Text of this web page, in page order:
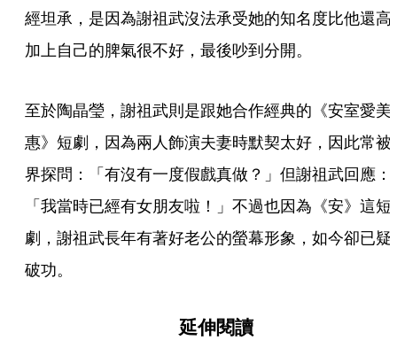
經坦承，是因為謝祖武沒法承受她的知名度比他還高
加上自己的脾氣很不好，最後吵到分開。
至於陶晶瑩，謝祖武則是跟她合作經典的《安室愛美
惠》短劇，因為兩人飾演夫妻時默契太好，因此常被
界探問：「有沒有一度假戲真做？」但謝祖武回應：
「我當時已經有女朋友啦！」不過也因為《安》這短
劇，謝祖武長年有著好老公的螢幕形象，如今卻已疑
破功。
延伸閱讀